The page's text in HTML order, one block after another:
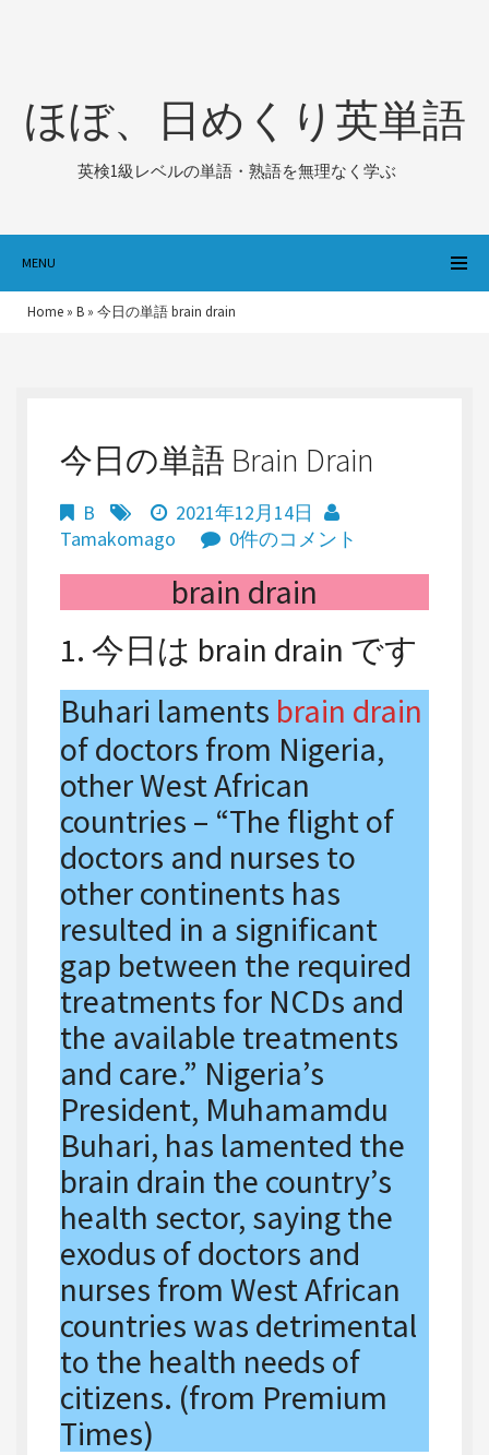
ほぼ、日めくり英単語
英検1級レベルの単語・熟語を無理なく学ぶ
MENU
Home » B » 今日の単語 brain drain
今日の単語 Brain Drain
B
2021年12月14日
Tamakomago
0件のコメント
brain drain
1. 今日は brain drain です
Buhari laments brain drain
of doctors from Nigeria,
other West African
countries – “The flight of
doctors and nurses to
other continents has
resulted in a significant
gap between the required
treatments for NCDs and
the available treatments
and care.” Nigeria’s
President, Muhamamdu
Buhari, has lamented the
brain drain the country’s
health sector, saying the
exodus of doctors and
nurses from West African
countries was detrimental
to the health needs of
citizens. (from Premium
Times)